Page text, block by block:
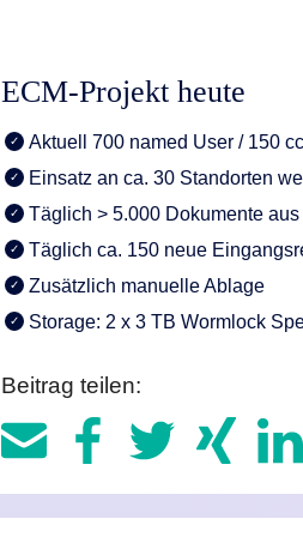
ECM-Projekt heute
Aktuell 700 named User / 150
Einsatz an ca. 30 Standorten
Täglich > 5.000 Dokumente
Täglich ca. 150 neue
Zusätzlich manuelle Ablage
Storage: 2 x 3 TB Wormlock
Beitrag teilen: